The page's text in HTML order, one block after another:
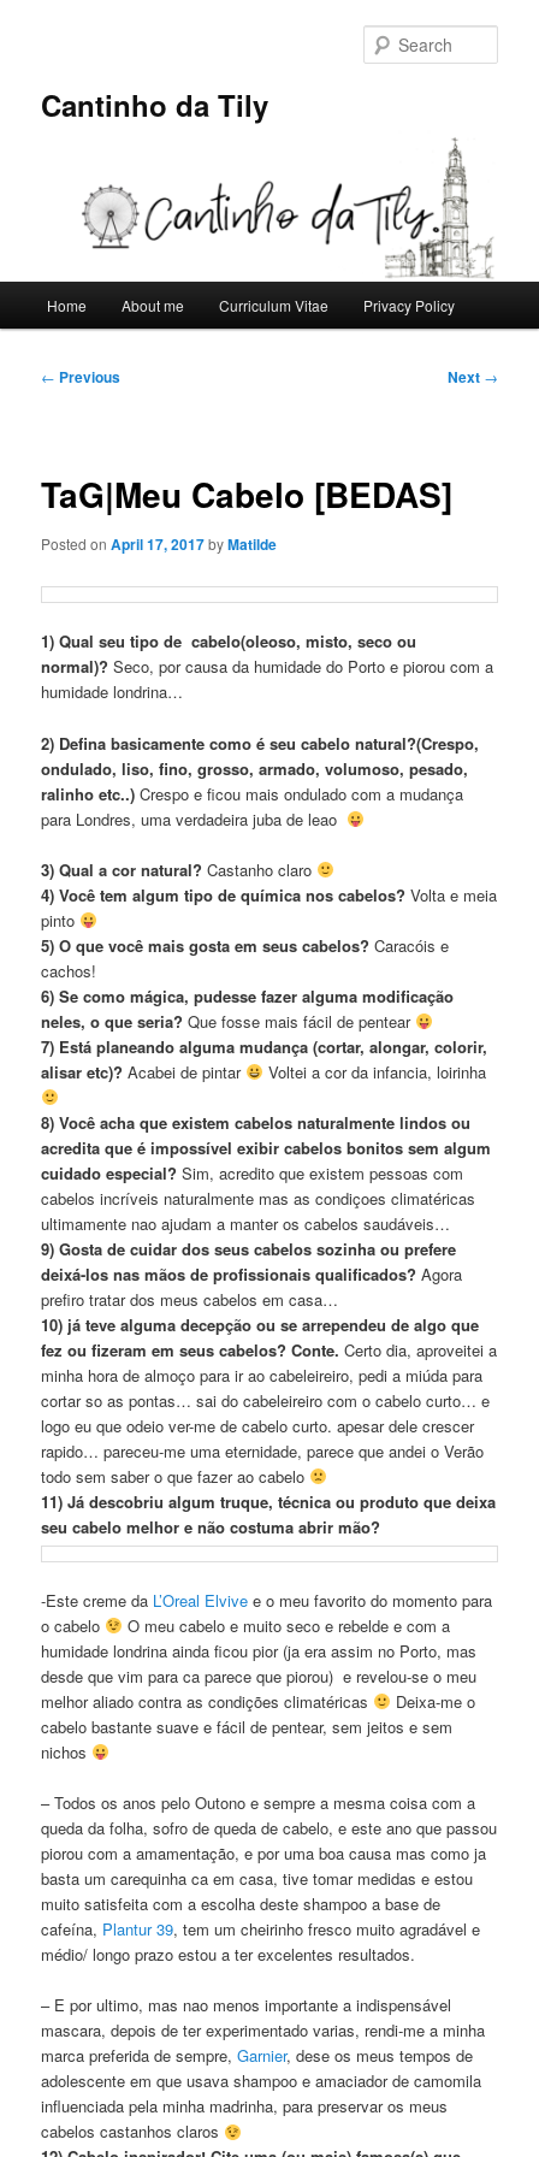
Cantinho da Tily
Home About me Curriculum Vitae Privacy Policy
Post
← Previous Next →
TaG|Meu Cabelo [BEDAS]
Posted onApril 17, 2017byMatilde
1) Qual seu tipo de cabelo(oleoso, misto, seco ou
normal)?Seco, por causa da humidade do Porto e piorou com a
humidade londrina…
2) Defina basicamente como é seu cabelo natural?(Crespo,
ondulado, liso, fino, grosso, armado, volumoso, pesado,
ralinho etc..)Crespo e ficou mais ondulado com a mudança
para Londres, uma verdadeira juba de leao
3) Qual a cor natural?Castanho claro
4) Você tem algum tipo de química nos cabelos?Volta e meia
pinto
5) O que você mais gosta em seus cabelos?Caracóis e
cachos!
6) Se como mágica, pudesse fazer alguma modificação
neles, o que seria?Que fosse mais fácil de pentear
7) Está planeando alguma mudança (cortar, alongar, colorir,
alisar etc)?Acabei de pintar Voltei a cor da infancia, loirinha
8) Você acha que existem cabelos naturalmente lindos ou
acredita que é impossível exibir cabelos bonitos sem algum
cuidado especial?Sim, acredito que existem pessoas com
cabelos incríveis naturalmente mas as condiçoes climatéricas
ultimamente nao ajudam a manter os cabelos saudáveis…
9) Gosta de cuidar dos seus cabelos sozinha ou prefere
deixá-los nas mãos de profissionais qualificados?Agora
prefiro tratar dos meus cabelos em casa…
10) já teve alguma decepção ou se arrependeu de algo que
fez ou fizeram em seus cabelos? Conte.Certo dia, aproveitei a
minha hora de almoço para ir ao cabeleireiro, pedi a miúda para
cortar so as pontas… sai do cabeleireiro com o cabelo curto… e
logo eu que odeio ver-me de cabelo curto. apesar dele crescer
rapido… pareceu-me uma eternidade, parece que andei o Verão
todo sem saber o que fazer ao cabelo
11) Já descobriu algum truque, técnica ou produto que deixa
seu cabelo melhor e não costuma abrir mão?
-Este creme da L’Oreal Elvive e o meu favorito do momento para
o cabelo
O meu cabelo e muito seco e rebelde e com a
humidade londrina ainda ficou pior (ja era assim no Porto, mas
desde que vim para ca parece que piorou) e revelou-se o meu
melhor aliado contra as condições climatéricas
Deixa-me o
cabelo bastante suave e fácil de pentear, sem jeitos e sem
nichos
– Todos os anos pelo Outono e sempre a mesma coisa com a
queda da folha, sofro de queda de cabelo, e este ano que passou
piorou com a amamentação, e por uma boa causa mas como ja
basta um carequinha ca em casa, tive tomar medidas e estou
muito satisfeita com a escolha deste shampoo a base de
cafeína, Plantur 39, tem um cheirinho fresco muito agradável e
médio/ longo prazo estou a ter excelentes resultados.
– E por ultimo, mas nao menos importante a indispensável
mascara, depois de ter experimentado varias, rendi-me a minha
marca preferida de sempre,Garnier, dese os meus tempos de
adolescente em que usava shampoo e amaciador de camomila
influenciada pela minha madrinha, para preservar os meus
cabelos castanhos claros